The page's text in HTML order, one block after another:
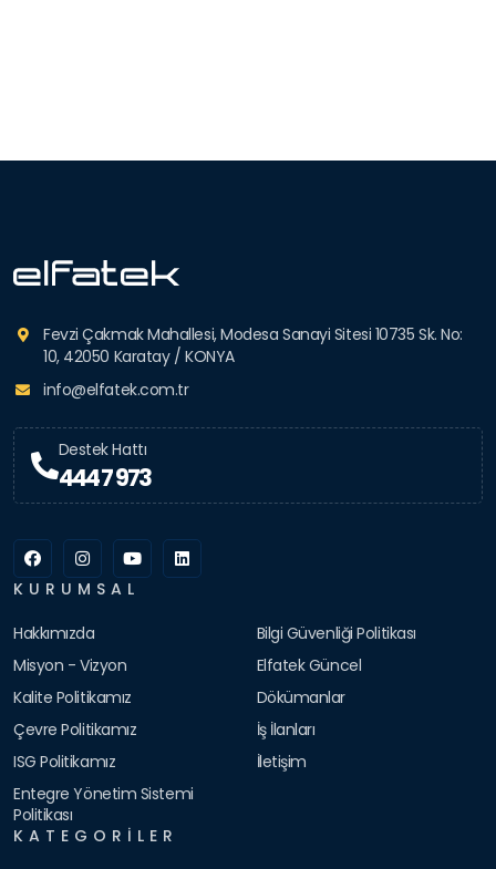
Fevzi Çakmak Mahallesi, Modesa Sanayi Sitesi 10735 Sk. No:
10, 42050 Karatay / KONYA
info@elfatek.com.tr
Destek Hattı
444 7 973
KURUMSAL
Hakkımızda
Misyon - Vizyon
Kalite Politikamız
Çevre Politikamız
ISG Politikamız
Entegre Yönetim Sistemi
Politikası
Bilgi Güvenliği Politikası
Elfatek Güncel
Dökümanlar
İş İlanları
İletişim
KATEGORILER